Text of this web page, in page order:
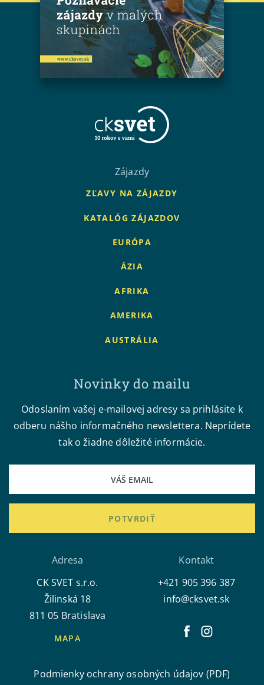
Zájazdy
ZĽAVY NA ZÁJAZDY
KATALÓG ZÁJAZDOV
EURÓPA
ÁZIA
AFRIKA
AMERIKA
AUSTRÁLIA
Novinky do mailu
Odoslaním vašej e-mailovej adresy sa prihlásite k
odberu nášho informačného newslettera. Neprídete
tak o žiadne dôležité informácie.
POTVRDIŤ
Adresa
CK SVET s.r.o.
Žilinská 18
811 05 Bratislava
MAPA
Kontakt
+421 905 396 387
info@cksvet.sk
Podmienky ochrany osobných údajov (PDF)